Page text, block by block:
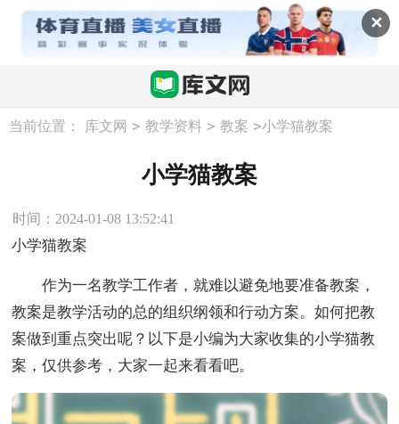
✕
当前位置： 库文网 > 教学资料 > 教案 >小学猫教案
小学猫教案
时间：2024-01-08 13:52:41
小学猫教案
作为一名教学工作者，就难以避免地要准备教案，
教案是教学活动的总的组织纲领和行动方案。如何把教
案做到重点突出呢？以下是小编为大家收集的小学猫教
案，仅供参考，大家一起来看看吧。